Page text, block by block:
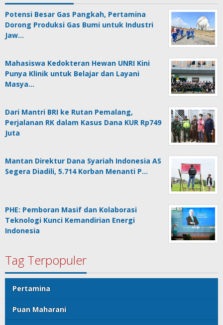
Potensi Besar Gas Pangkah, Pertamina
Dorong Produksi Gas Bumi untuk Industri
Jaw…
Mahasiswa Kedokteran Hewan UNRI Kini
Punya Klinik untuk Belajar dan Layani
Masya…
Dari Mantri BRI ke Rutan Pemalang,
Perjalanan RK dalam Kasus Dana KUR Rp749
Juta
Mantan Direktur Dana Syariah Indonesia AS
Segera Diadili, 5.714 Korban Menanti P…
PHE: Pemboran Masif dan Kolaborasi
Teknologi Kunci Kemandirian Energi
Indonesia
Tag Terpopuler
Pertamina
Puan Maharani